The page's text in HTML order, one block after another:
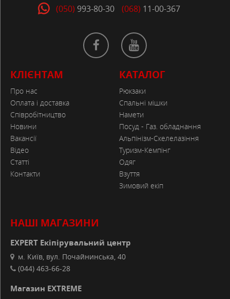
(050) 993-80-30 (068) 11-00-367
КЛІЄНТАМ
Про нас
Оплата і доставка
Співробітництво
Новини
Вакансії
Відео
Статті
Контакти
КАТАЛОГ
Рюкзаки
Спальні мішки
Намети
Посуд - Газ. обладнання
Альпінізм-Скелелазіння
Туризм-Кемпінг
Одяг
Взуття
Зимовий екіп
НАШІ МАГАЗИНИ
EXPERT Екіпірувальний центр
м. Київ, вул. Почайнинська, 40
(044) 463-66-28
Магазин EXTREME